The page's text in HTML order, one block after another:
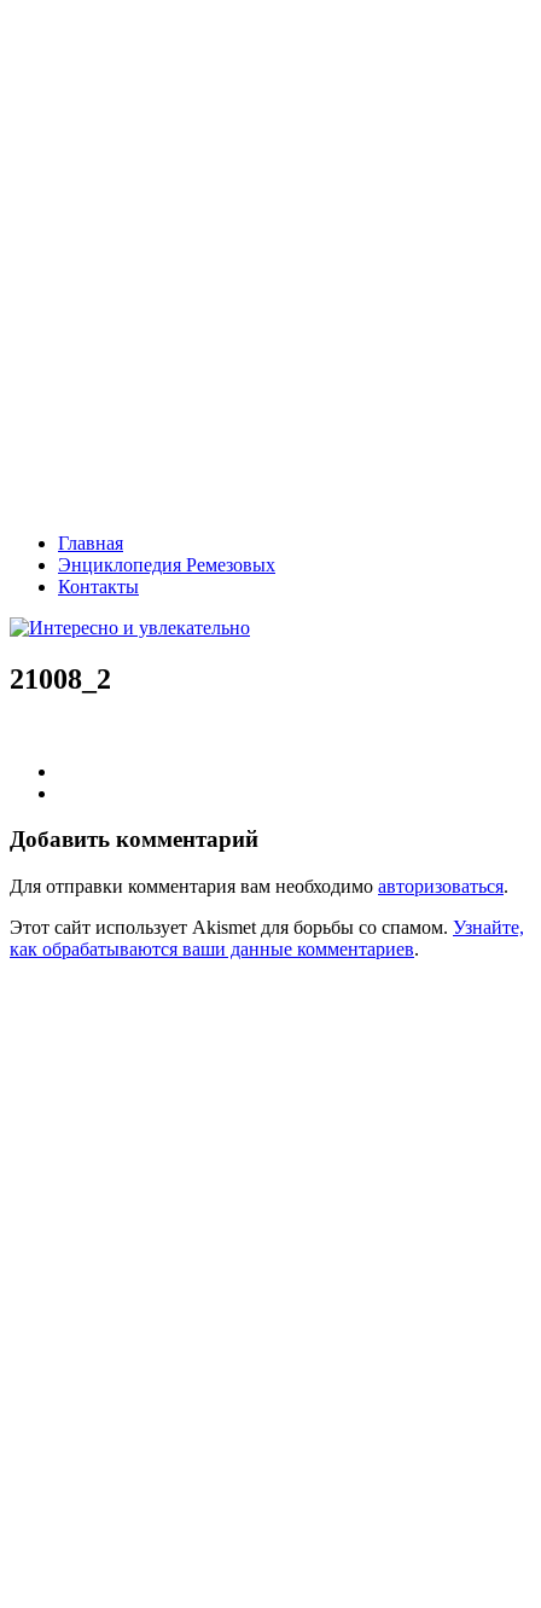
Главная
Энциклопедия Ремезовых
Контакты
21008_2
Добавить комментарий
Для отправки комментария вам необходимо авторизоваться.
Этот сайт использует Akismet для борьбы со спамом. Узнайте,
как обрабатываются ваши данные комментариев.